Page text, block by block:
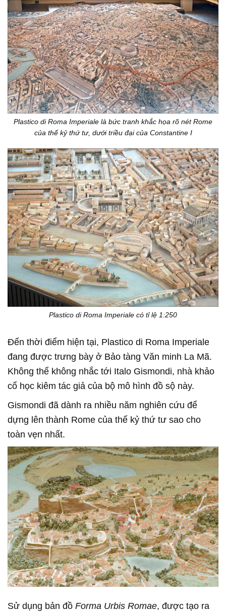
Plastico di Roma Imperiale là bức tranh khắc họa rõ nét Rome
của thế kỷ thứ tư, dưới triều đại của Constantine I
Plastico di Roma Imperiale có tỉ lệ 1:250
Đến thời điểm hiện tại, Plastico di Roma Imperiale
đang được trưng bày ở Bảo tàng Văn minh La Mã.
Không thể không nhắc tới Italo Gismondi, nhà khảo
cổ học kiêm tác giả của bộ mô hình đồ sộ này.
Gismondi đã dành ra nhiều năm nghiên cứu để
dựng lên thành Rome của thế kỷ thứ tư sao cho
toàn vẹn nhất.
Sử dụng bản đồ Forma Urbis Romae, được tạo ra